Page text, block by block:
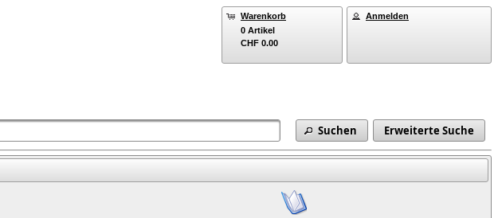
Warenkorb
0 Artikel
CHF 0.00
Anmelden
Suchen Erweiterte Suche